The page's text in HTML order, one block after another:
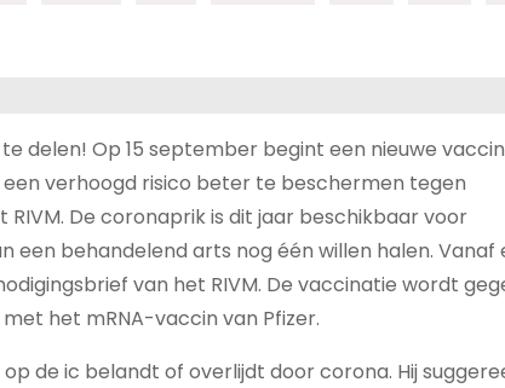
delen! Op 15 september begint een nieuwe
verhoogd risico beter te beschermen tegen
De coronaprik is dit jaar beschikbaar voor
een behandelend arts nog één willen halen. Vanaf
van het RIVM. De vaccinatie wordt
het mRNA-vaccin van Pfizer.
de ic belandt of overlijdt door corona. Hij